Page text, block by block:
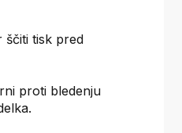
tisk pred
proti bledenju